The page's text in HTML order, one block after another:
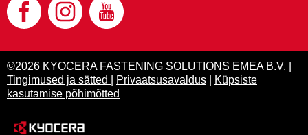
©2026 KYOCERA FASTENING SOLUTIONS EMEA B.V. |
Tingimused ja sätted
Privaatsusavaldus
Küpsiste
kasutamise põhimõtted